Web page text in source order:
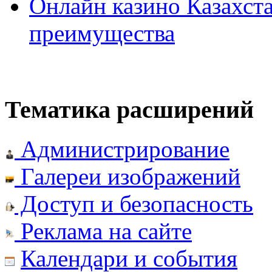
Онлайн казино
преимущества
Тематика расширений
Администрирование
Галереи изображений
Доступ и безопасность
Реклама на сайте
Календари и события